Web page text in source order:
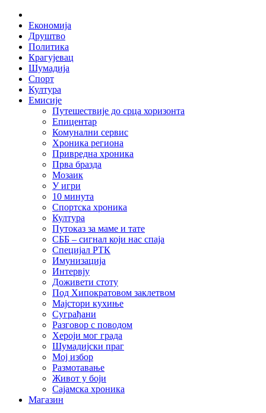
Skip
content
Економија
Друштво
Политика
Крагујевац
Шумадија
Спорт
Култура
Емисије
Путешествије до срца хоризонта
Епицентар
Комунални сервис
Хроника региона
Привредна хроника
Прва бразда
Мозаик
У игри
10 минута
Спортска хроника
Култура
Путоказ за маме и тате
СББ – сигнал који нас спаја
Специјал РТК
Имунизација
Интервју
Доживети стоту
Под Хипократовом заклетвом
Мајстори кухиње
Суграђани
Разговор с поводом
Хероји мог града
Шумадијски праг
Мој избор
Размотавање
Живот у боји
Сајамска хроника
Магазин